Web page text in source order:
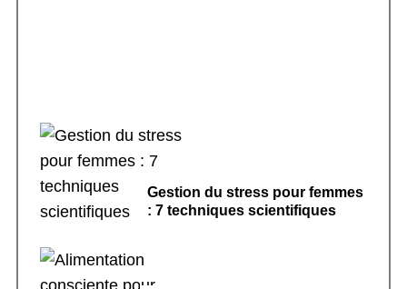
Gestion du stress pour femmes
: 7 techniques scientifiques